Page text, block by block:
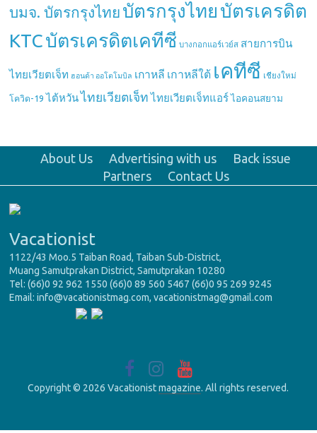
บมจ. บัตรกรุงไทย บัตรกรุงไทย บัตรเครดิต
KTCบัตรเครดิตเคทีซี บางกอกแอร์เวย์ส สายการบิน
ไทยเวียตเจ็ท ฮอนด้า ออโตโมบิล เกาหลี เกาหลีใต้ เคทีซี เชียงใหม่
โควิด-19 ไต้หวัน ไทยเวียตเจ็ท ไทยเวียตเจ็ทแอร์ ไอคอนสยาม
About Us Advertising with us
Back issue
Partners
Contact Us
Vacationist
1122/43 Moo.5 Taiban Road, Taiban Sub-District,
Muang Samutprakan District, Samutprakan 10280
Tel: (66)0 92 962 1550 (66)0 89 560 5467 (66)0 95 269 9245
Email: info@vacationistmag.com, vacationistmag@gmail.com
Copyright © 2026 Vacationistmagazine. All rights reserved.